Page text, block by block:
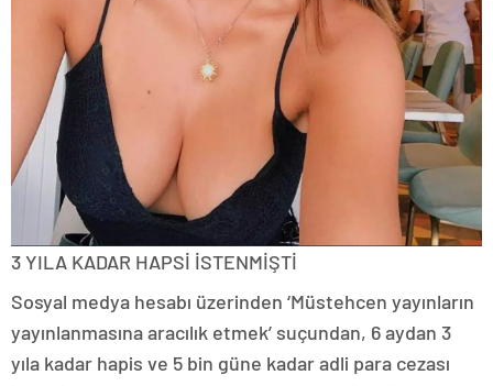
3 YILA KADAR HAPSİ İSTENMİŞTİ
Sosyal medya hesabı üzerinden ‘Müstehcen yayınların
yayınlanmasına aracılık etmek’ suçundan, 6 aydan 3
yıla kadar hapis ve 5 bin güne kadar adli para cezası